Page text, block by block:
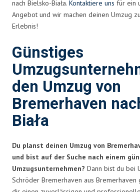
nach Bielsko-Biała. Kontaktiere uns für ein
Angebot und wir machen deinen Umzug
Erlebnis!
Günstiges
den Umzug von
Bremerhaven
Biała
Du planst deinen Umzug von
und bist auf der Suche nach einem
Umzugsunternehmen? Dann bist du bei
Schröder Bremerhaven aus